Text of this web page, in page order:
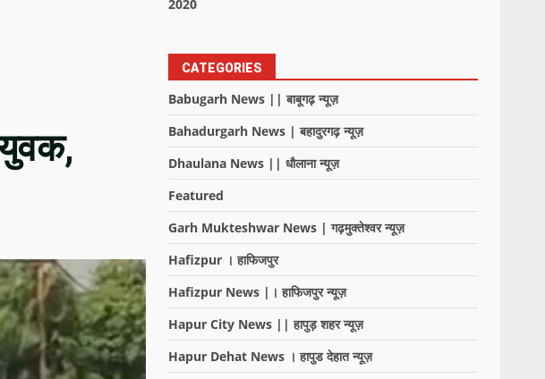
2020
CATEGORIES
Babugarh News || बाबूगढ़ न्यूज़
Bahadurgarh News | बहादुरगढ़ न्यूज़
Dhaulana News || धौलाना न्यूज़
Featured
Garh Mukteshwar News | गढ़मुक्तेश्वर न्यूज़
Hafizpur । हाफिजपुर
Hafizpur News |। हाफिजपुर न्यूज़
Hapur City News || हापुड़ शहर न्यूज़
Hapur Dehat News । हापुड देहात न्यूज़